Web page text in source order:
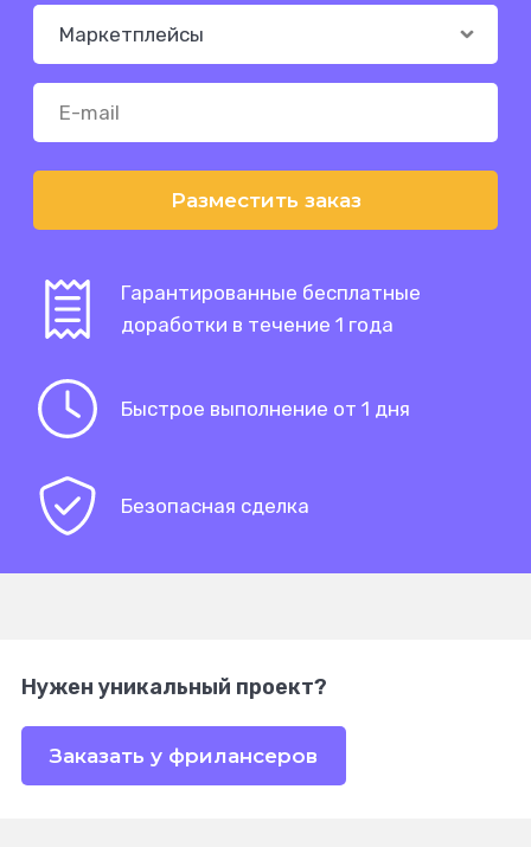
Разместить заказ
Гарантированные бесплатные
доработки в течение 1 года
Быстрое выполнение от 1 дня
Безопасная сделка
Нужен уникальный проект?
Заказать у фрилансеров